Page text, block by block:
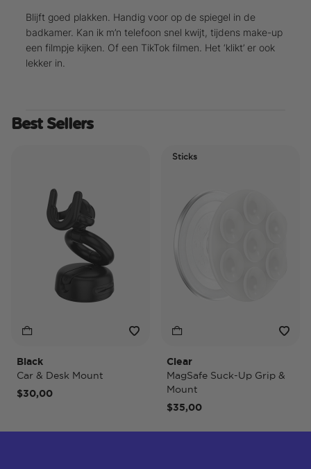
Blijft goed plakken. Handig voor op de spiegel in de
badkamer. Kan ik m’n telefoon snel kwijt, tijdens make-up
een filmpje kijken. Of een TikTok filmen. Het ‘klikt’ er ook
lekker in.
Best Sellers
& Desk Mount
Sticks
Clear
MagSafe Suck-Up Grip &
Mount
$35,00